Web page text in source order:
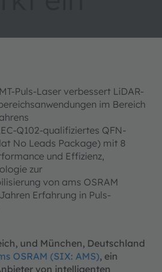
Puls-Laser verbessert LiDAR-
im Bereich
Q102-qualifiziertes QFN-
No Leads Package) mit 8
und Effizienz,
zur
von ams OSRAM
Erfahrung in Puls-
und München, Deutschland
OSRAM (SIX: AMS), ein
von intelligenten